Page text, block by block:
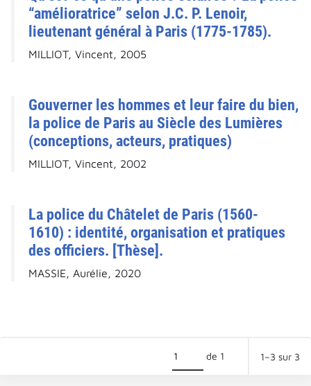
“amélioratrice” selon J.C. P. Lenoir,
lieutenant général à Paris (1775-1785).
MILLIOT, Vincent, 2005
Gouverner les hommes et leur faire du bien,
la police de Paris au Siècle des Lumières
(conceptions, acteurs, pratiques)
MILLIOT, Vincent, 2002
La police du Châtelet de Paris (1560-
1610) : identité, organisation et pratiques
des officiers. [Thèse].
MASSIE, Aurélie, 2020
de 1 1–3 sur 3